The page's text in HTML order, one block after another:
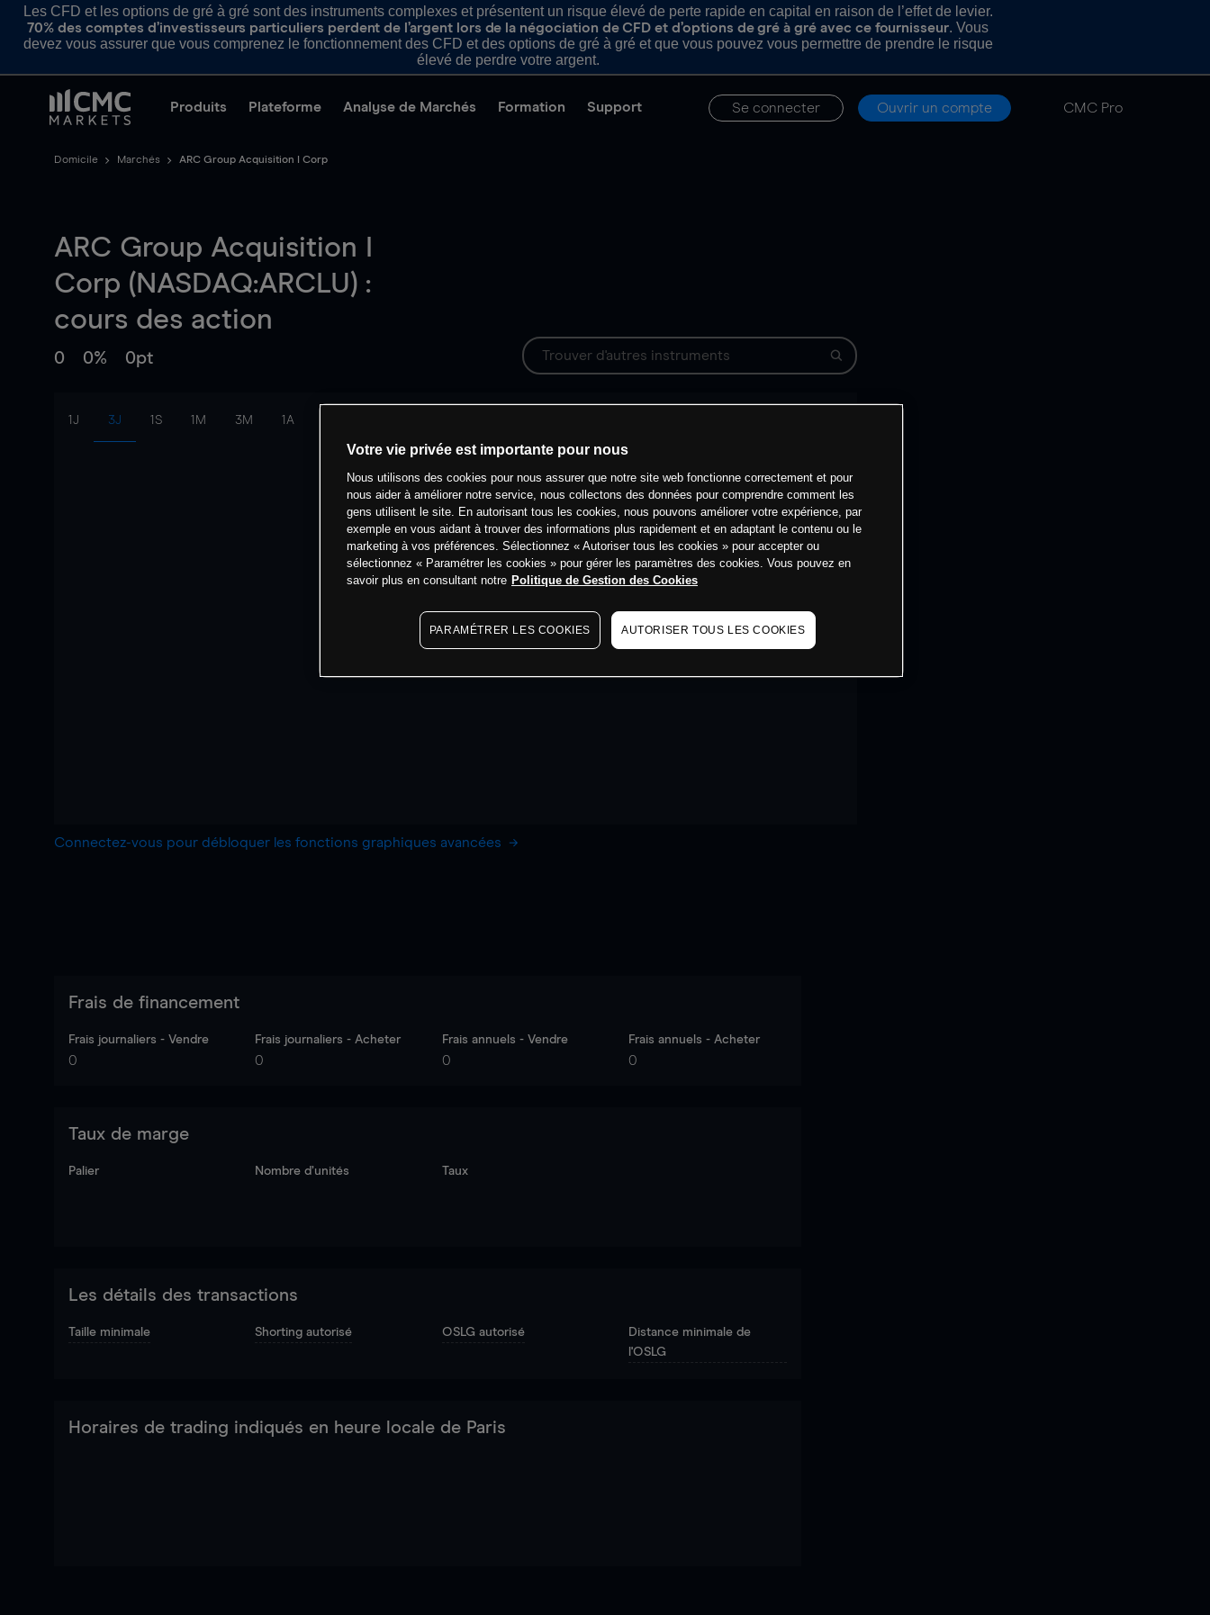
Les CFD et les options de gré à gré sont des instruments complexes et présentent un risque élevé de perte rapide en capital en raison de l’effet de levier.
70% des comptes d’investisseurs particuliers perdent de l’argent lors de la négociation de CFD et d’options de gré à gré avec ce fournisseur. Vous
devez vous assurer que vous comprenez le fonctionnement des CFD et des options de gré à gré et que vous pouvez vous permettre de prendre le risque
élevé de perdre votre argent.
Produits Plateforme Analyse de Marchés Formation Support Se connecter Ouvrir un compte CMC Pro
Domicile Marchés ARC Group Acquisition I Corp
ARC Group Acquisition I
Corp (NASDAQ:ARCLU) :
cours des action
0 0% 0pt
1J 3J 1S 1M 3M 1A
Connectez-vous pour débloquer les fonctions graphiques avancées
Frais de financement
Frais journaliers - Vendre
0
Frais journaliers - Acheter
0
Frais annuels - Vendre
0
Frais annuels - Acheter
0
Taux de marge
Palier Nombre d’unités Taux
Les détails des transactions
Taille minimale Shorting autorisé OSLG autorisé
Distance minimale de
l'OSLG
Horaires de trading indiqués en heure locale de Paris
Votre vie privée est importante pour nous
Nous utilisons des cookies pour nous assurer que notre site web fonctionne correctement et pour
nous aider à améliorer notre service, nous collectons des données pour comprendre comment les
gens utilisent le site. En autorisant tous les cookies, nous pouvons améliorer votre expérience, par
exemple en vous aidant à trouver des informations plus rapidement et en adaptant le contenu ou le
marketing à vos préférences. Sélectionnez « Autoriser tous les cookies » pour accepter ou
sélectionnez « Paramétrer les cookies » pour gérer les paramètres des cookies. Vous pouvez en
savoir plus en consultant notre Politique de Gestion des Cookies
PARAMÉTRER LES COOKIES AUTORISER TOUS LES COOKIES